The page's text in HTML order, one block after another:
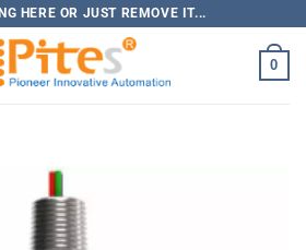
HERE OR JUST REMOVE IT...
0